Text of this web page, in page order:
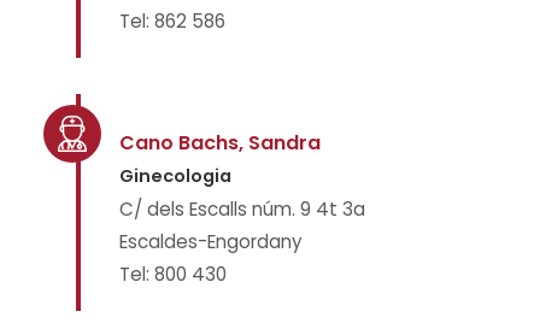
Tel: 862 586
Cano Bachs, Sandra
Ginecologia
C/ dels Escalls núm. 9 4t 3a
Escaldes-Engordany
Tel: 800 430